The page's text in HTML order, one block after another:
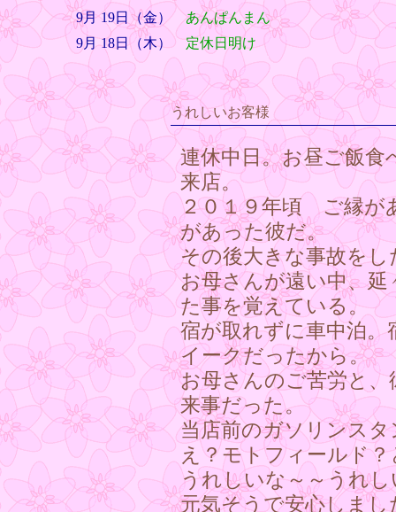
9月 19日（金）
あんぱんまん
9月 18日（木）
定休日明け
うれしいお客様
連休中日。お昼ご飯
来店。
２０１９年頃 ご縁が
があった彼だ。
その後大きな事故を
お母さんが遠い中、
た事を覚えている。
宿が取れずに車中泊
イークだったから。
お母さんのご苦労と
来事だった。
当店前のガソリンス
え？モトフィールド
うれしいな～～うれ
元気そうで安心しま